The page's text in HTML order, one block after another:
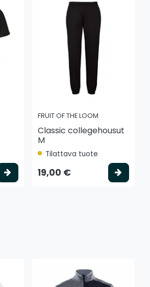
Valitse vaihtoehto
FRUIT OF THE LOOM
Classic collegehousut
M
Tilattava tuote
19,00 €